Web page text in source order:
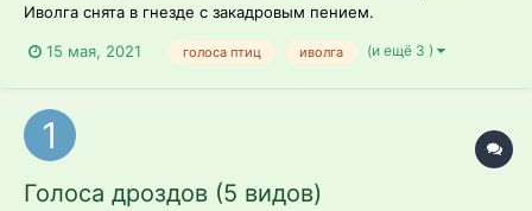
Иволга снята в гнезде с закадровым пением.
15 мая, 2021 голоса птиц иволга (и ещё 3 )
Голоса дроздов (5 видов)